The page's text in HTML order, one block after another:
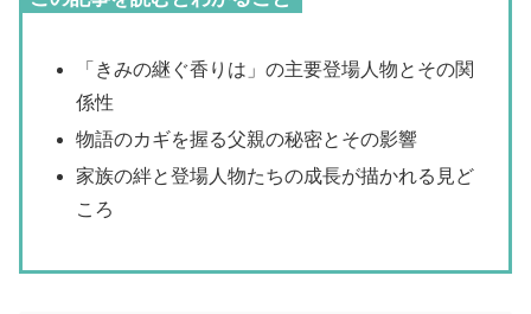
「きみの継ぐ香りは」の主要登場人物とその関
係性
物語のカギを握る父親の秘密とその影響
家族の絆と登場人物たちの成長が描かれる見ど
ころ